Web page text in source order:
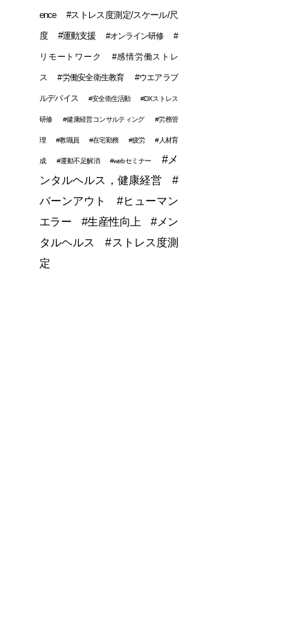
ence
#ストレス度測定/スケール/尺
度
#運動支援 #オンライン研修 #
リモートワーク #感情労働ストレ
ス #労働安全衛生教育 #ウエアラブ
ルデバイス #安全衛生活動 #DXストレス
研修 #健康経営コンサルティング #労務管
理 #教職員 #在宅勤務 #疲労 #人材育
成 #運動不足解消 #webセミナー
#メ
ンタルヘルス，健康経営
#
バーンアウト
#ヒューマン
エラー
#生産性向上
#メン
タルヘルス
#ストレス度測
定